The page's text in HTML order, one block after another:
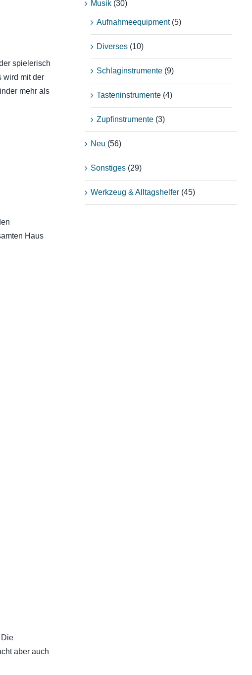
spielerisch
wird mit der
mehr als
Haus
Die
aber auch
Musik (30)
Aufnahmeequipment (5)
Diverses (10)
Schlaginstrumente (9)
Tasteninstrumente (4)
Zupfinstrumente (3)
Neu (56)
Sonstiges (29)
Werkzeug & Alltagshelfer (45)